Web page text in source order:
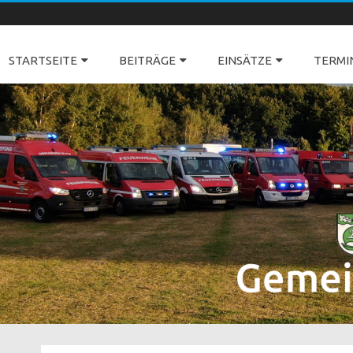
STARTSEITE BEITRÄGE EINSÄTZE